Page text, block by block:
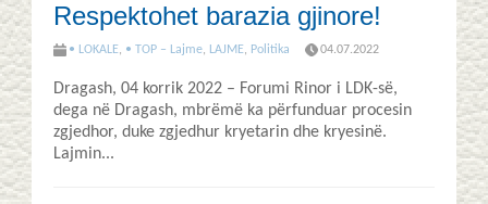
Respektohet barazia gjinore!
• LOKALE, • TOP – Lajme, LAJME, Politika 04.07.2022
Dragash, 04 korrik 2022 – Forumi Rinor i LDK-së,
dega në Dragash, mbrëmë ka përfunduar procesin
zgjedhor, duke zgjedhur kryetarin dhe kryesinë.
Lajmin...